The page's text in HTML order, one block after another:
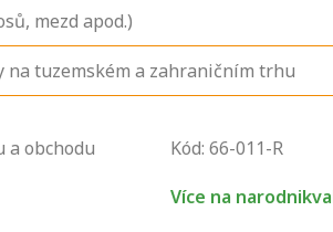
mezd apod.)
tuzemském a zahraničním trhu
obchodu
Kód: 66-011-R
Více na
U řady
Pro